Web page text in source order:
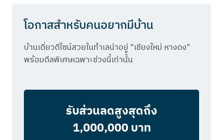
โอกาสสำหรับคนอยากมีบ้าน
บ้านเดี่ยวดีไซน์สวยในทำเลน่าอยู่ "เชียงใหม่ หางดง"
พร้อมดีลพิเศษเฉพาะช่วงนี้เท่านั้น
รับส่วนลดสูงสุดถึง
1,000,000 บาท